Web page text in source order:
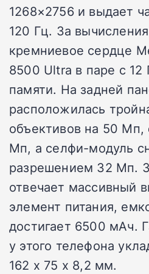
1268×2756 и выдает
120 Гц. За
кремниевое сердце
8500 Ultra в паре с 12
памяти. На задней
расположилась
объективов на 50
Мп, а селфи-модуль
разрешением 32 Мп.
отвечает массивный
элемент питания,
достигает 6500 мАч.
у этого телефона
162 x 75 x 8,2 мм.